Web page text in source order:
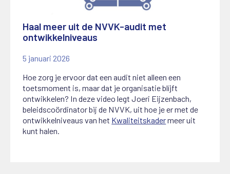
Haal meer uit de NVVK-audit met
ontwikkelniveaus
5 januari 2026
Hoe zorg je ervoor dat een audit niet alleen een
toetsmoment is, maar dat je organisatie blíjft
ontwikkelen? In deze video legt Joeri Eijzenbach,
beleidscoördinator bij de NVVK, uit hoe je er met de
ontwikkelniveaus van het Kwaliteitskadermeer uit
kunt halen.